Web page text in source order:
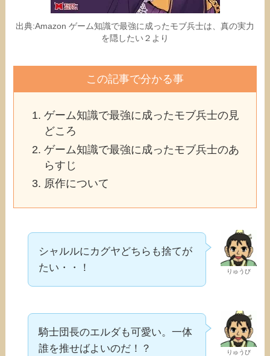
出典:Amazon ゲーム知識で最強に成ったモブ兵士は、真の実力
を隠したい２より
この記事で分かる事
ゲーム知識で最強に成ったモブ兵士の見
どころ
ゲーム知識で最強に成ったモブ兵士のあ
らすじ
原作について
りゅうび
シャルルにカグヤどちらも捨てが
たい・・！
りゅうび
騎士団長のエルダも可愛い。一体
誰を推せばよいのだ！？